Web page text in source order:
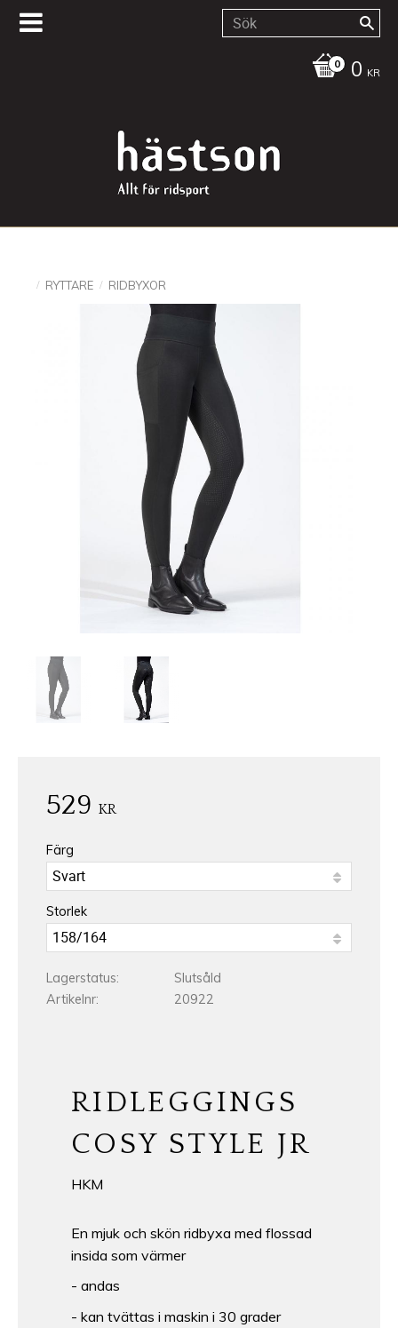
0 KR
RYTTARE RIDBYXOR
529 KR
Färg
Storlek
Lagerstatus
Slutsåld
Artikelnr
20922
RIDLEGGINGS
COSY STYLE JR
HKM
En mjuk och skön ridbyxa med flossad
insida som värmer
- andas
- kan tvättas i maskin i 30 grader